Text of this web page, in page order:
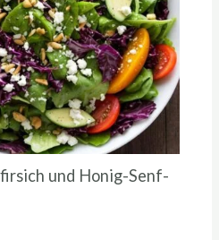
und Honig-Senf-